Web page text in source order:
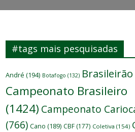
#tags mais pesquisadas
André (194) Botafogo (132) Brasileirão
Campeonato Brasileiro
(1424) Campeonato
(766) Cano (189) CBF (177) Coletiva (154)